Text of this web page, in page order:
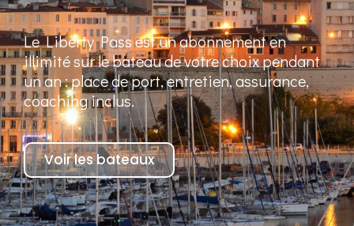
Le Liberty Pass est un abonnement en
illimité sur le bateau de votre choix pendant
un an : place de port, entretien, assurance,
coaching inclus.
Voir les bateaux